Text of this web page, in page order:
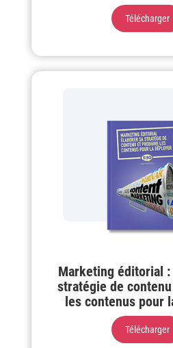
Télécharger
Marketing éditorial
stratégie de
les contenus pour
Télécharger